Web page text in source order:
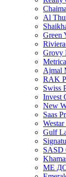
Al
Green
Grovy
Ajmal
RAK
Swiss
Invest
New
Saas
Gulf
SASD
МЕ ДО